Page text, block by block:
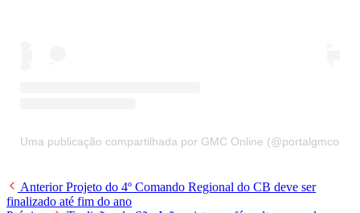
Uma publicação compartilhada por GMC Online
AnteriorProjeto do 4º Comando Regional do CB deve ser
finalizado até fim do ano